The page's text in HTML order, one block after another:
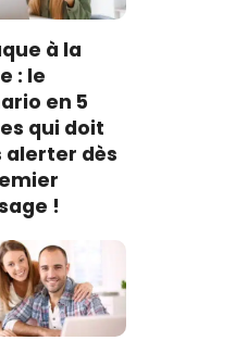
à la
: le
en 5
qui doit
alerter dès
!